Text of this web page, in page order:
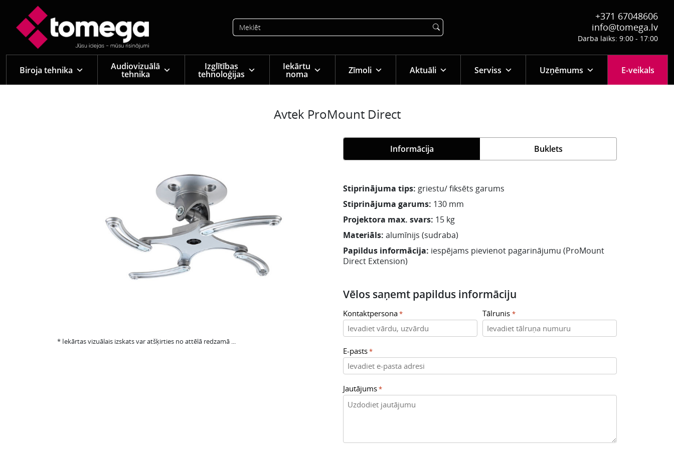
Skip to main content
+371 67048606
info@tomega.lv
Darba laiks: 9:00 - 17:00
Biroja tehnika Audiovizuālā
tehnika
Izglītības
tehnoloģijas
Iekārtu
noma Zīmoli Aktuāli Serviss Uzņēmums E-veikals
Avtek ProMount Direct
* Iekārtas vizuālais izskats var atšķirties no attēlā redzamā ...
Informācija Buklets
Stiprinājuma tips: griestu/ fiksēts garums
Stiprinājuma garums: 130 mm
Projektora max. svars: 15 kg
Materiāls: alumīnijs (sudraba)
Papildus informācija: iespējams pievienot pagarinājumu (ProMount
Direct Extension)
Vēlos saņemt papildus informāciju
Kontaktpersona* Tālrunis *
E-pasts*
Jautājums*